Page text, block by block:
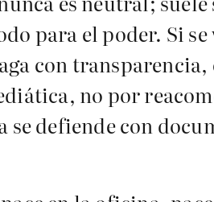
para el poder. Si
con
no por
defiende con